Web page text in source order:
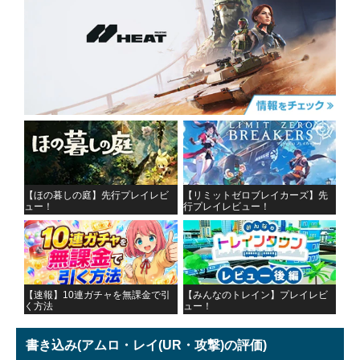
【ほの暮しの庭】先行プレイレビ
ュー！
【リミットゼロブレイカーズ】先
行プレイレビュー！
【速報】10連ガチャを無課金で引
く方法
【みんなのトレイン】プレイレビ
ュー！
書き込み(アムロ・レイ(UR・攻撃)の評価)